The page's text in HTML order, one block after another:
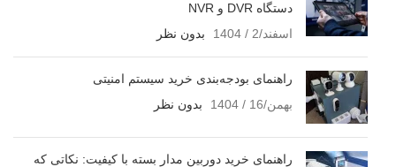
دستگاه DVR و NVR
اسفند/2 / 1404
بدون نظر
راهنمای بودجه‌بندی خرید سیستم امنیتی
بهمن/16 / 1404
بدون نظر
راهنمای خرید دوربین مدار بسته با کیفیت: نکاتی که